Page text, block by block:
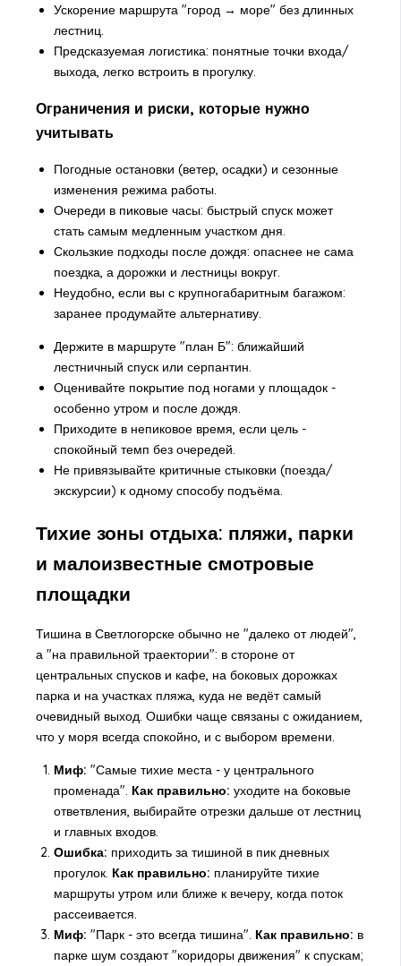
Ускорение маршрута "город → море" без длинных
лестниц.
Предсказуемая логистика: понятные точки входа/
выхода, легко встроить в прогулку.
Ограничения и риски, которые нужно
учитывать
Погодные остановки (ветер, осадки) и сезонные
изменения режима работы.
Очереди в пиковые часы: быстрый спуск может
стать самым медленным участком дня.
Скользкие подходы после дождя: опаснее не сама
поездка, а дорожки и лестницы вокруг.
Неудобно, если вы с крупногабаритным багажом:
заранее продумайте альтернативу.
Держите в маршруте "план Б": ближайший
лестничный спуск или серпантин.
Оценивайте покрытие под ногами у площадок -
особенно утром и после дождя.
Приходите в непиковое время, если цель -
спокойный темп без очередей.
Не привязывайте критичные стыковки (поезда/
экскурсии) к одному способу подъёма.
Тихие зоны отдыха: пляжи, парки
и малоизвестные смотровые
площадки
Тишина в Светлогорске обычно не "далеко от людей",
а "на правильной траектории": в стороне от
центральных спусков и кафе, на боковых дорожках
парка и на участках пляжа, куда не ведёт самый
очевидный выход. Ошибки чаще связаны с ожиданием,
что у моря всегда спокойно, и с выбором времени.
Миф: "Самые тихие места - у центрального
променада". Как правильно: уходите на боковые
ответвления, выбирайте отрезки дальше от лестниц
и главных входов.
Ошибка: приходить за тишиной в пик дневных
прогулок. Как правильно: планируйте тихие
маршруты утром или ближе к вечеру, когда поток
рассеивается.
Миф: "Парк - это всегда тишина". Как правильно: в
парке шум создают "коридоры движения" к спускам;